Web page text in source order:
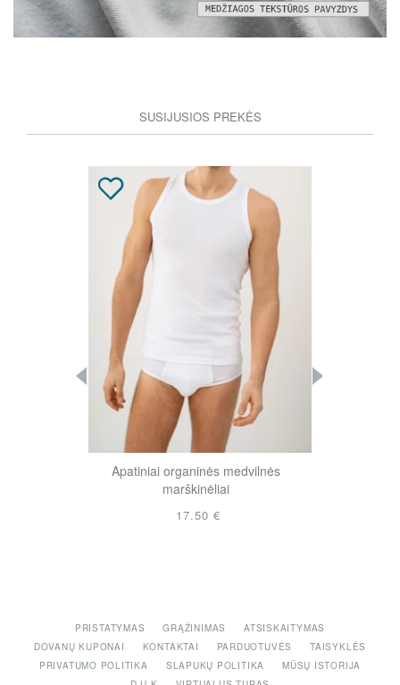
SUSIJUSIOS PREKĖS
Apatiniai organinės medvilnės
marškinėliai
17.50 €
PRISTATYMAS GRĄŽINIMAS
ATSISKAITYMAS
DOVANŲ KUPONAI
KONTAKTAI PARDUOTUVĖS
TAISYKLĖS
PRIVATUMO POLITIKA
SLAPUKŲ POLITIKA
MŪSŲ ISTORIJA